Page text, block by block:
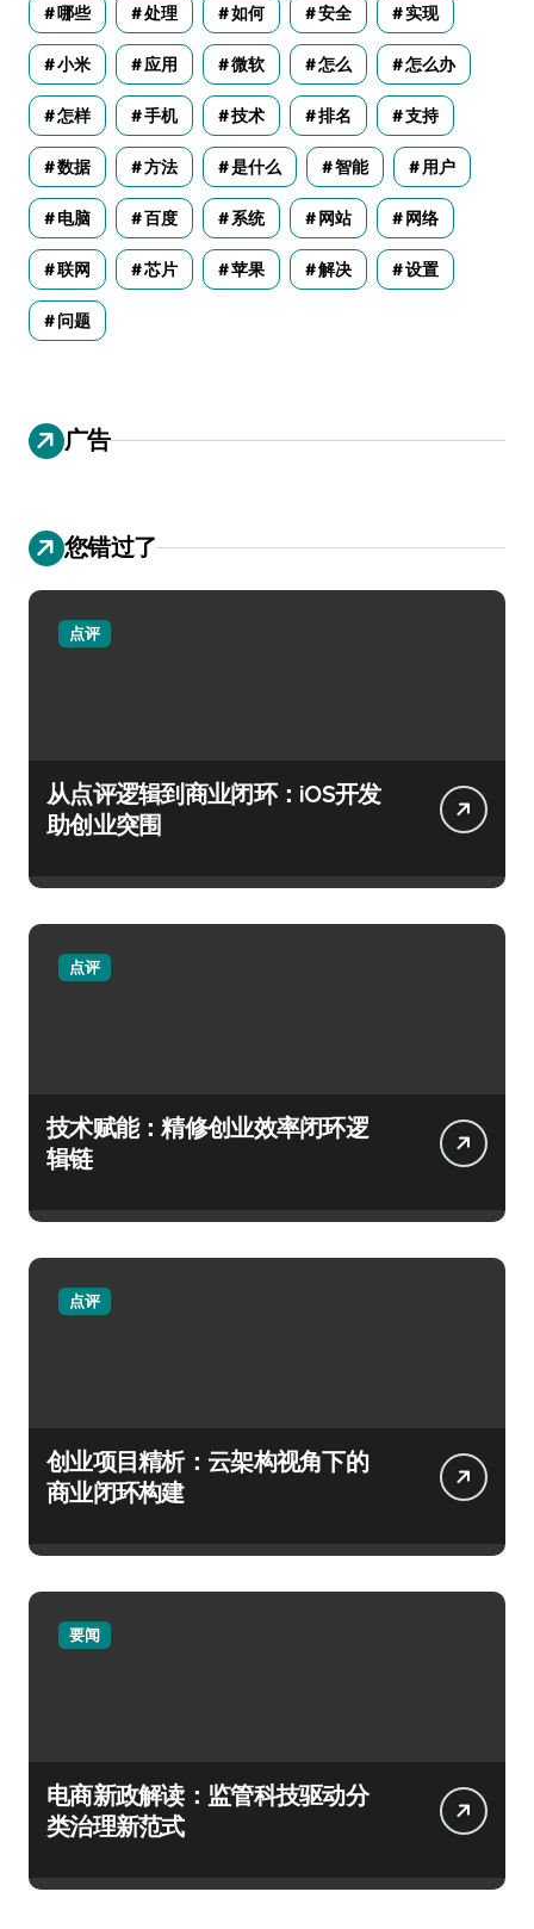
哪些 处理 如何 安全 实现
小米 应用 微软 怎么 怎么办
怎样 手机 技术 排名 支持
数据 方法 是什么 智能 用户
电脑 百度 系统 网站 网络
联网 芯片 苹果 解决 设置
问题
广告
您错过了
点评
从点评逻辑到商业闭环：iOS开发
助创业突围
点评
技术赋能：精修创业效率闭环逻
辑链
点评
创业项目精析：云架构视角下的
商业闭环构建
要闻
电商新政解读：监管科技驱动分
类治理新范式